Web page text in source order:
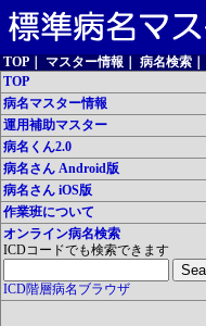
TOP マスター情報 病名検索
TOP
病名マスター情報
運用補助マスター
病名くん2.0
病名さん Android版
病名さん iOS版
作業班について
オンライン病名検索
ICDコードでも検索できます
ICD階層病名ブラウザ